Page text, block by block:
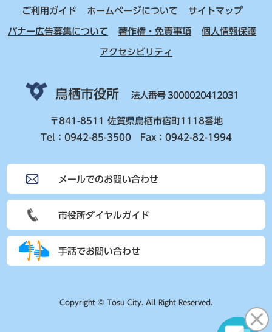
ご利用ガイド ホームページについて サイトマップ
バナー広告募集について 著作権・免責事項 個人情報保護
アクセシビリティ
鳥栖市役所 法人番号 3000020412031
〒841-8511 佐賀県鳥栖市宿町1118番地
Tel：0942-85-3500 Fax：0942-82-1994
メールでのお問い合わせ
市役所ダイヤルガイド
手話でお問い合わせ
Copyright © Tosu City. All Right Reserved.